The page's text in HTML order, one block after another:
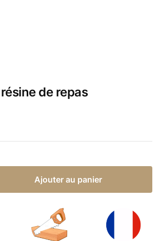
de repas
Ajouter au panier